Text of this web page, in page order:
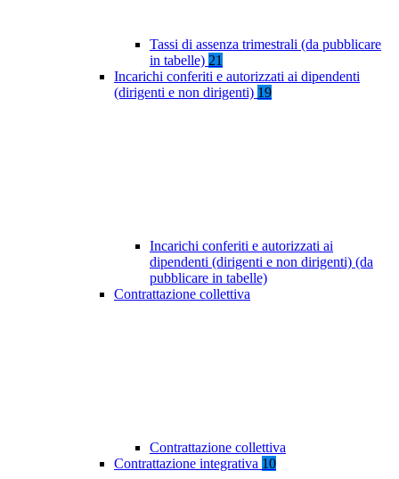
Tassi di assenza trimestrali (da pubblicare
in tabelle) 21
Incarichi conferiti e autorizzati ai dipendenti
(dirigenti e non dirigenti) 19
Incarichi conferiti e autorizzati ai
dipendenti (dirigenti e non dirigenti) (da
pubblicare in tabelle)
Contrattazione collettiva
Contrattazione collettiva
Contrattazione integrativa 10